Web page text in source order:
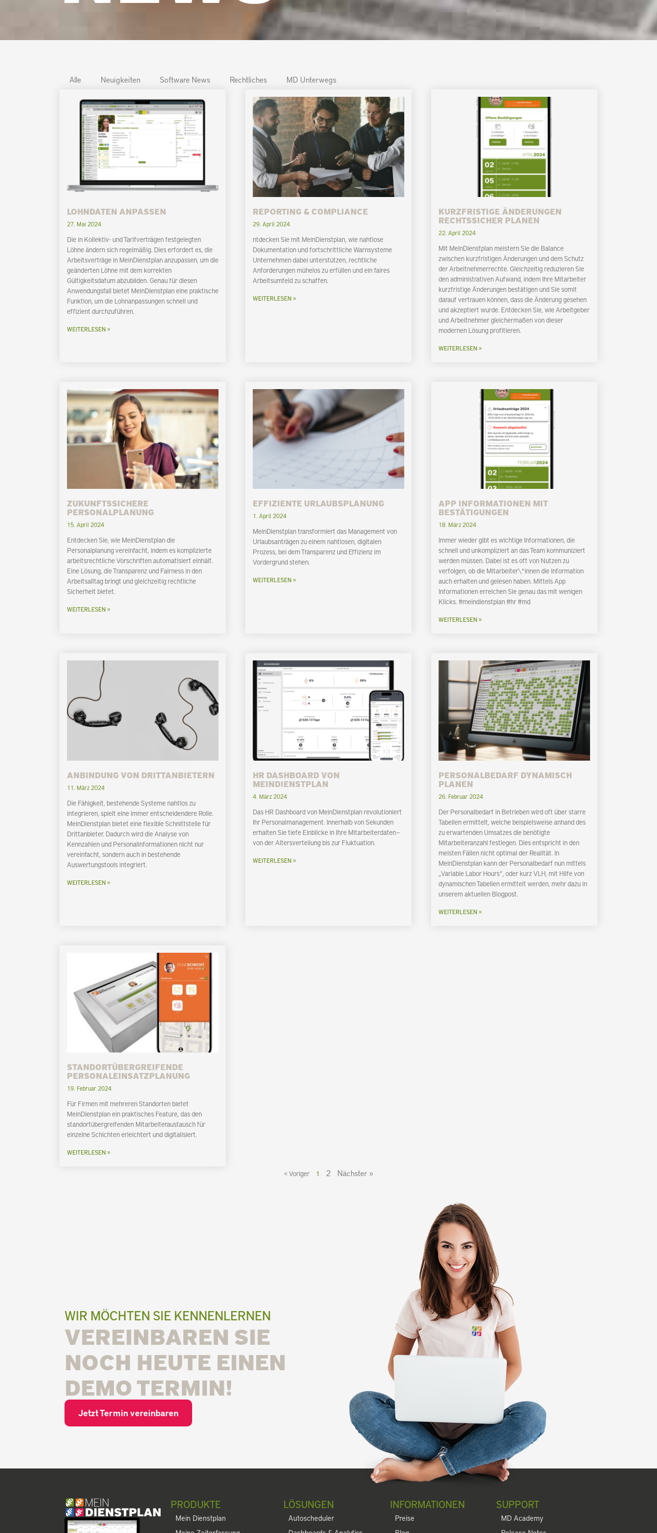
Alle Neuigkeiten Software News Rechtliches MD Unterwegs
LOHNDATEN ANPASSEN
27. Mai 2024
Die in Kollektiv- und Tarifverträgen festgelegten
Löhne ändern sich regelmäßig. Dies erfordert es, die
Arbeitsverträge in MeinDienstplan anzupassen, um die
geänderten Löhne mit dem korrekten
Gültigkeitsdatum abzubilden. Genau für diesen
Anwendungsfall bietet MeinDienstplan eine praktische
Funktion, um die Lohnanpassungen schnell und
effizient durchzuführen.
WEITERLESEN »
REPORTING & COMPLIANCE
29. April 2024
ntdecken Sie mit MeinDienstplan, wie nahtlose
Dokumentation und fortschrittliche Warnsysteme
Unternehmen dabei unterstützen, rechtliche
Anforderungen mühelos zu erfüllen und ein faires
Arbeitsumfeld zu schaffen.
WEITERLESEN »
KURZFRISTIGE ÄNDERUNGEN
RECHTSSICHER PLANEN
22. April 2024
Mit MeinDienstplan meistern Sie die Balance
zwischen kurzfristigen Änderungen und dem Schutz
der Arbeitnehmerrechte. Gleichzeitig reduzieren Sie
den administrativen Aufwand, indem Ihre Mitarbeiter
kurzfristige Änderungen bestätigen und Sie somit
darauf vertrauen können, dass die Änderung gesehen
und akzeptiert wurde. Entdecken Sie, wie Arbeitgeber
und Arbeitnehmer gleichermaßen von dieser
modernen Lösung profitieren.
WEITERLESEN »
ZUKUNFTSSICHERE
PERSONALPLANUNG
15. April 2024
Entdecken Sie, wie MeinDienstplan die
Personalplanung vereinfacht, indem es komplizierte
arbeitsrechtliche Vorschriften automatisiert einhält.
Eine Lösung, die Transparenz und Fairness in den
Arbeitsalltag bringt und gleichzeitig rechtliche
Sicherheit bietet.
WEITERLESEN »
EFFIZIENTE URLAUBSPLANUNG
1. April 2024
MeinDienstplan transformiert das Management von
Urlaubsanträgen zu einem nahtlosen, digitalen
Prozess, bei dem Transparenz und Effizienz im
Vordergrund stehen.
WEITERLESEN »
APP INFORMATIONEN MIT
BESTÄTIGUNGEN
18. März 2024
Immer wieder gibt es wichtige Informationen, die
schnell und unkompliziert an das Team kommuniziert
werden müssen. Dabei ist es oft von Nutzen zu
verfolgen, ob die Mitarbeiter\*innen die Information
auch erhalten und gelesen haben. Mittels App
Informationen erreichen Sie genau das mit wenigen
Klicks. #meindienstplan #hr #md
WEITERLESEN »
ANBINDUNG VON DRITTANBIETERN
11. März 2024
Die Fähigkeit, bestehende Systeme nahtlos zu
integrieren, spielt eine immer entscheidendere Rolle.
MeinDienstplan bietet eine flexible Schnittstelle für
Drittanbieter. Dadurch wird die Analyse von
Kennzahlen und Personalinformationen nicht nur
vereinfacht, sondern auch in bestehende
Auswertungstools integriert.
WEITERLESEN »
HR DASHBOARD VON
MEINDIENSTPLAN
4. März 2024
Das HR Dashboard von MeinDienstplan revolutioniert
Ihr Personalmanagement. Innerhalb von Sekunden
erhalten Sie tiefe Einblicke in Ihre Mitarbeiterdaten –
von der Altersverteilung bis zur Fluktuation.
WEITERLESEN »
PERSONALBEDARF DYNAMISCH
PLANEN
26. Februar 2024
Der Personalbedarf in Betrieben wird oft über starre
Tabellen ermittelt, welche beispielsweise anhand des
zu erwartenden Umsatzes die benötigte
Mitarbeiteranzahl festlegen. Dies entspricht in den
meisten Fällen nicht optimal der Realität. In
MeinDienstplan kann der Personalbedarf nun mittels
„Variable Labor Hours“, oder kurz VLH, mit Hilfe von
dynamischen Tabellen ermittelt werden, mehr dazu in
unserem aktuellen Blogpost.
WEITERLESEN »
STANDORTÜBERGREIFENDE
PERSONALEINSATZPLANUNG
19. Februar 2024
Für Firmen mit mehreren Standorten bietet
MeinDienstplan ein praktisches Feature, das den
standortübergreifenden Mitarbeiteraustausch für
einzelne Schichten erleichtert und digitalisiert.
WEITERLESEN »
« Voriger
Seite
1
Seite
2 Nächster »
WIR MÖCHTEN SIE KENNENLERNEN
VEREINBAREN SIE
NOCH HEUTE EINEN
DEMO TERMIN!
Jetzt Termin vereinbaren
PRODUKTE
Mein Dienstplan
LÖSUNGEN
Autoscheduler
INFORMATIONEN
Preise
SUPPORT
MD Academy